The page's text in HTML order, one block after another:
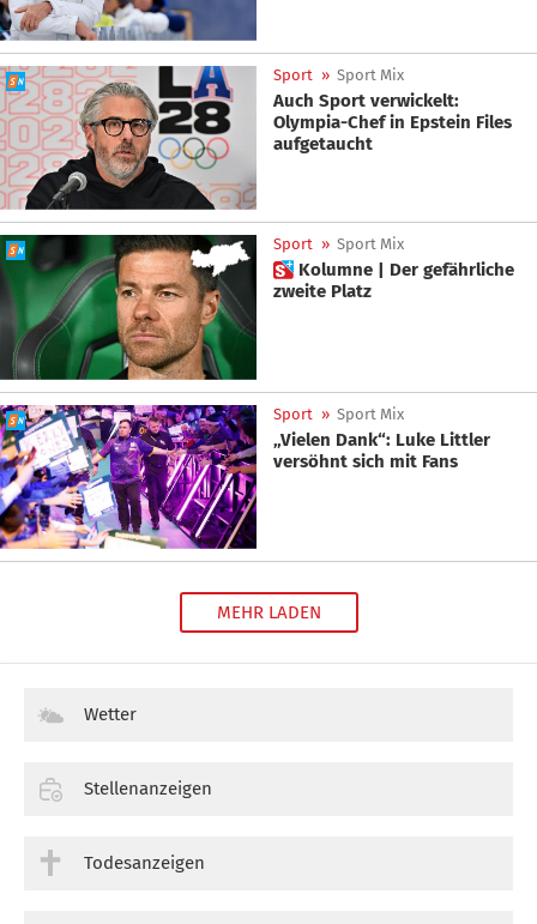
Sport » Sport Mix
Auch Sport verwickelt:
Olympia-Chef in Epstein Files
aufgetaucht
Sport » Sport Mix
 Kolumne | Der gefährliche
zweite Platz
Sport » Sport Mix
„Vielen Dank“: Luke Littler
versöhnt sich mit Fans
MEHR LADEN
Wetter
Stellenanzeigen
Todesanzeigen